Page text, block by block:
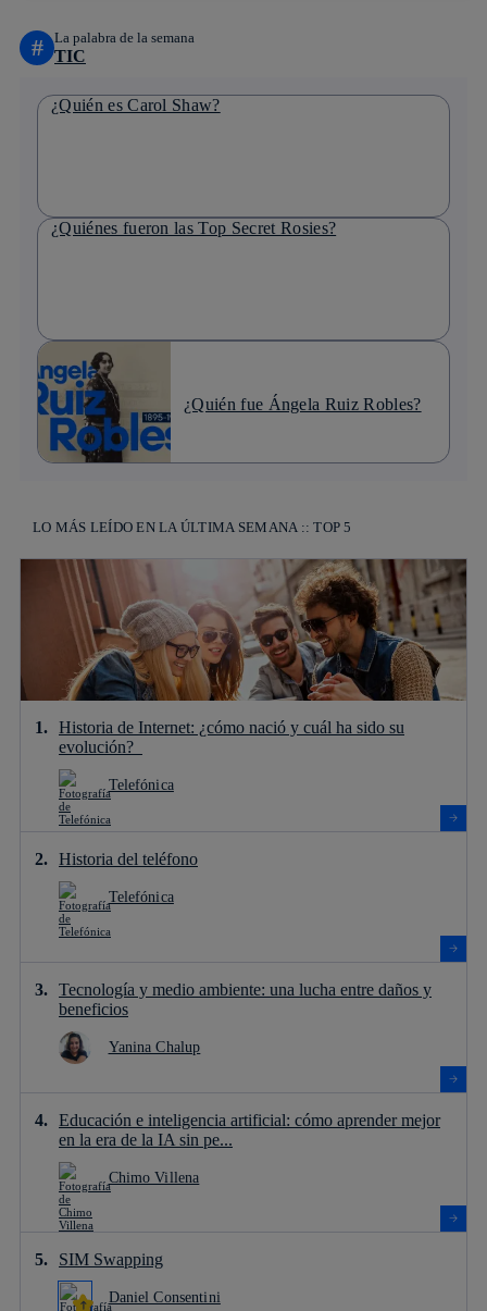
# La palabra de la semana
TIC
¿Quién es Carol Shaw?
¿Quiénes fueron las Top Secret Rosies?
¿Quién fue Ángela Ruiz Robles?
LO MÁS LEÍDO EN LA ÚLTIMA SEMANA :: TOP 5
Historia de Internet: ¿cómo nació y cuál ha sido su
evolución?
Telefónica
Historia del teléfono
Telefónica
Tecnología y medio ambiente: una lucha entre daños y
beneficios
Yanina Chalup
Educación e inteligencia artificial: cómo aprender mejor
en la era de la IA sin pe...
Chimo Villena
SIM Swapping
Daniel Consentini